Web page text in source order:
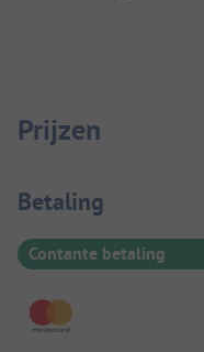
Prijzen
Betaalinformatie
Betaling
Contante betaling